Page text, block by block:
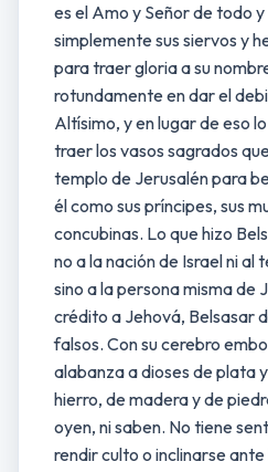
es el Amo y Señor de todo
simplemente sus siervos y
para traer gloria a su
rotundamente en dar el
Altísimo, y en lugar de eso
traer los vasos sagrados
templo de Jerusalén para
él como sus príncipes, sus
concubinas. Lo que hizo
no a la nación de Israel ni al
sino a la persona misma de
crédito a Jehová, Belsasar
falsos. Con su cerebro
alabanza a dioses de plata
hierro, de madera y de
oyen, ni saben. No tiene
rendir culto o inclinarse